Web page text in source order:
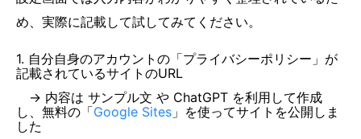
め、実際に記載して試してみてください。
1. 自分自身のアカウントの「プライバシーポリシー」が
記載されているサイトのURL
→ 内容は サンプル文 や ChatGPT を利用して作成
し、無料の「Google Sites 」を使ってサイトを公開しま
した